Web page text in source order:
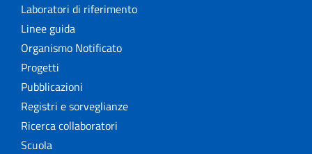
Laboratori di riferimento
Linee guida
Organismo Notificato
Progetti
Pubblicazioni
Registri e sorveglianze
Ricerca collaboratori
Scuola